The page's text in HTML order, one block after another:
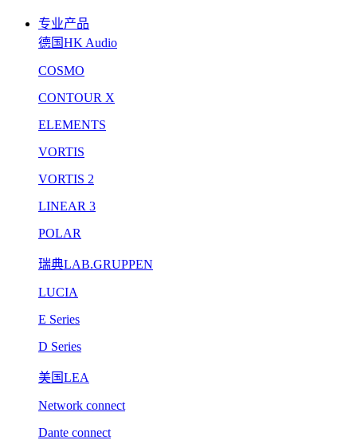
专业产品
德国HK Audio
COSMO
CONTOUR X
ELEMENTS
VORTIS
VORTIS 2
LINEAR 3
POLAR
瑞典LAB.GRUPPEN
LUCIA
E Series
D Series
美国LEA
Network connect
Dante connect